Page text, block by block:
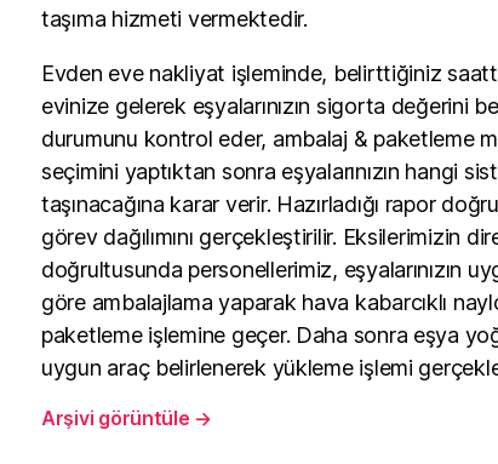
taşıma hizmeti vermektedir.
Evden eve nakliyat işleminde, belirttiğiniz
evinize gelerek eşyalarınızın sigorta değerini
durumunu kontrol eder, ambalaj & paketleme
seçimini yaptıktan sonra eşyalarınızın hangi
taşınacağına karar verir. Hazırladığı rapor
görev dağılımını gerçekleştirilir. Eksilerimizin
doğrultusunda personellerimiz, eşyalarınızın
göre ambalajlama yaparak hava kabarcıklı
paketleme işlemine geçer. Daha sonra eşya
uygun araç belirlenerek yükleme işlemi
Arşivi görüntüle →